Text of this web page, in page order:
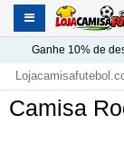
Ganhe 10%de
Camisa